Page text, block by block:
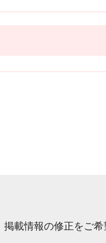
掲載情報の修正をご